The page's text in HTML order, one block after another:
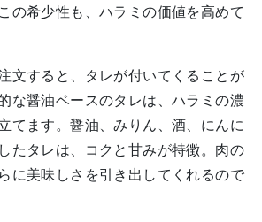
の希少性も、ハラミの価値を高めて
文すると、タレが付いてくることが
な醤油ベースのタレは、ハラミの濃
てます。醤油、みりん、酒、にんに
たタレは、コクと甘みが特徴。肉の
に美味しさを引き出してくれるので